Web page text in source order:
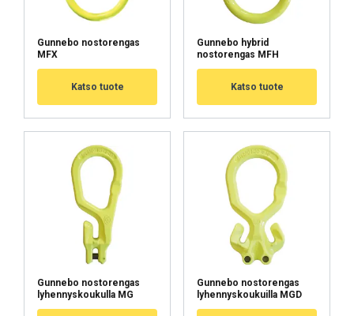
Gunnebo nostorengas
MFX
Katso tuote
Gunnebo hybrid
nostorengas MFH
Katso tuote
Gunnebo nostorengas
lyhennyskoukulla MG
Gunnebo nostorengas
lyhennyskoukuilla MGD